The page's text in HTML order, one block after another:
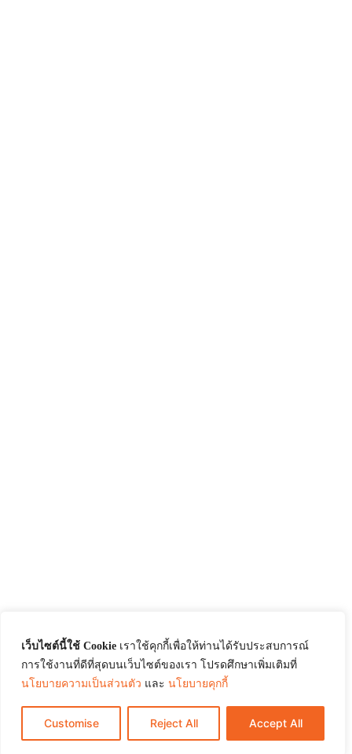
เว็บไซต์นี้ใช้ Cookie เราใช้คุกกี้เพื่อให้ท่านได้รับประสบการณ์
การใช้งานที่ดีที่สุดบนเว็บไซต์ของเรา โปรดศึกษาเพิ่มเติมที่
นโยบายความเป็นส่วนตัว และ นโยบายคุกกี้
Customise Reject All Accept All